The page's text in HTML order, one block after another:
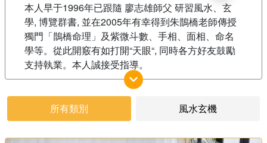
本人早于1996年已跟隨 廖志雄師父 研習風水、玄
學, 博覽群書, 並在2005年有幸得到朱鵲橋老師傳授
獨門「鵲橋命理」及紫微斗數、手相、面相、命名
學等。從此開竅有如打開“天眼“, 同時各方好友鼓勵
支持執業。本人誠接受指導。
本人為 新置物業有限公司 投資部 高级顧問，擁有多
年香港及國內物業/資産管理經驗，曾任職 恒基(中
國)投資有限公司/香港新世界中國地産 管理層等職
位，現時是英國皇家特許測量師學會會員、英國特
所有類別 風水玄機